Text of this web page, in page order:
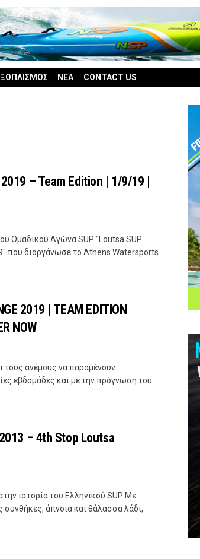
ΝΕΑ CONTACT US
– Team Edition | 1/9/19 |
Ομαδικού Αγώνα SUP "Loutsa SUP
που διοργάνωσε το Athens Watersports
2019 | TEAM EDITION
NOW
τους ανέμους να παραμένουν
εβδομάδες και με την πρόγνωση του
– 4th Stop Loutsa
ιστορία του Ελληνικού SUP Με
συνθήκες, άπνοια και θάλασσα λάδι,